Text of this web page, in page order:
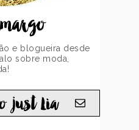
e blogueira desde
sobre moda,
just Lia